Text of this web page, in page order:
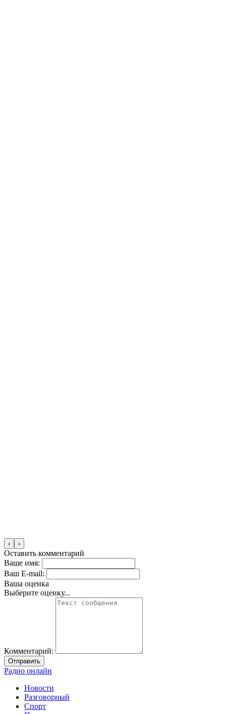
‹ ›
Оставить комментарий
Ваше имя:
Ваш E-mail:
Ваша оценка
Выберите оценку...
Комментарий:
Отправить
Радио онлайн
Новости
Разговорный
Спорт